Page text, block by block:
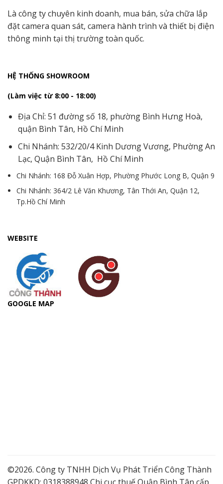
Là công ty chuyên kinh doanh, mua bán, sửa chữa lắp
đặt camera quan sát, camera hành trình và thiết bị điện
thông minh tại thị trường toàn quốc.
HỆ THỐNG SHOWROOM
(Làm việc từ 8:00 - 18:00)
Địa Chỉ: 51 đường số 18, phường Bình Hưng Hoà,
quận Bình Tân, Hồ Chí Minh
Chi Nhánh: 532/20/4 Kinh Dương Vương, Phường An
Lạc, Quận Bình Tân, Hồ Chí Minh
Chi Nhánh: 168 Đỗ Xuân Hợp, Phường Phước Long B, Quận 9
Chi Nhánh: 364/2 Lê Văn Khương, Tân Thới An, Quận 12,
Tp.Hồ Chí Minh
WEBSITE
GOOGLE MAP
©2026. Công ty TNHH Dịch Vụ Phát Triển Công Thành